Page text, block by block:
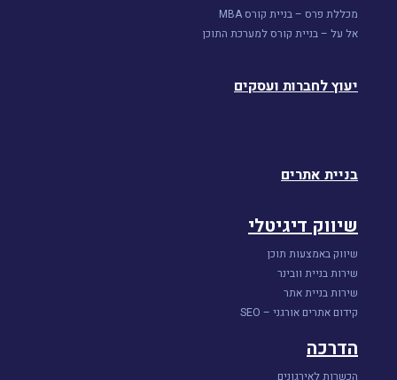
מכללת פרס – בניית קורס MBA
אל על – בניית קורס למערכת התוכן
יעוץ לחברות ועסקים
בניית אתרים
שיווק דיגיטלי
שיווק באמצעות תוכן
שירות בניית וובינר
שירות בניית אתר
קידום אתרים אורגני – SEO
הדרכה
הכשרות לאירגונים